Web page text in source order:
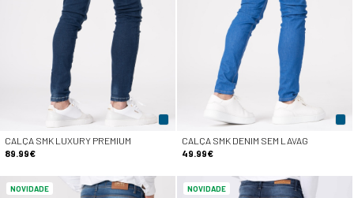
CALÇA SMK LUXURY PREMIUM
89.99€
CALÇA SMK DENIM SEM LAVAG
49.99€
NOVIDADE NOVIDADE